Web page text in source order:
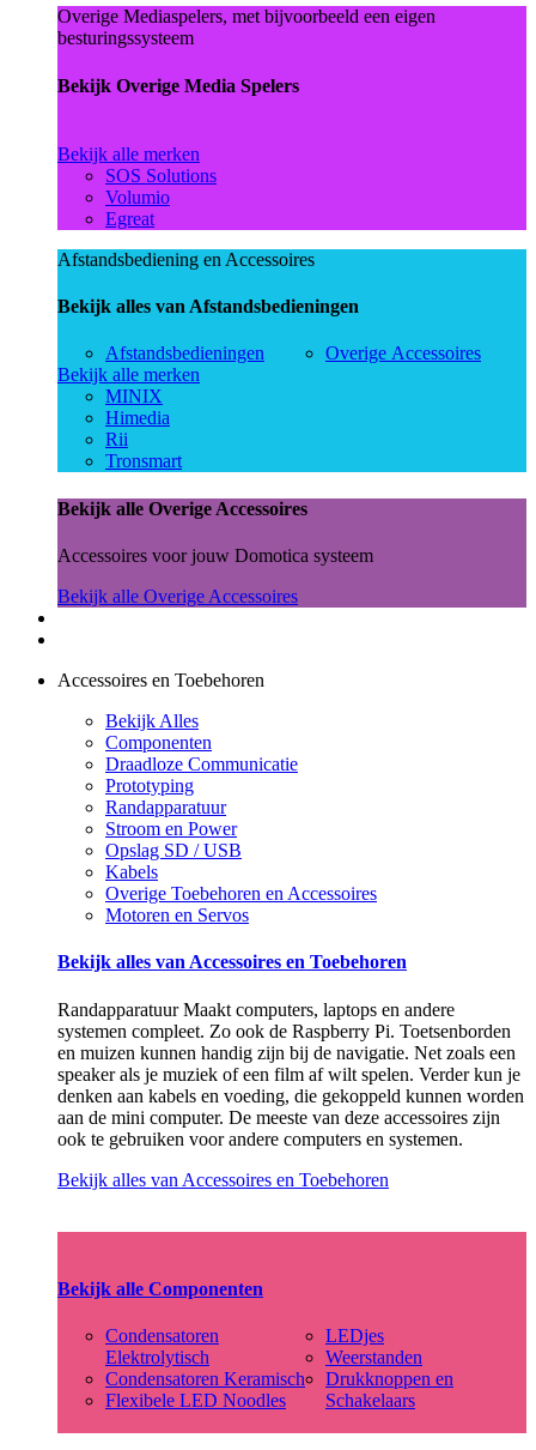
Overige Mediaspelers, met bijvoorbeeld een eigen
besturingssysteem
Bekijk Overige Media Spelers
Bekijk alle merken
SOS Solutions
Volumio
Egreat
Afstandsbediening en Accessoires
Bekijk alles van Afstandsbedieningen
Afstandsbedieningen
Overige Accessoires
Bekijk alle merken
MINIX
Himedia
Rii
Tronsmart
Bekijk alle Overige Accessoires
Accessoires voor jouw Domotica systeem
Bekijk alle Overige Accessoires
Accessoires en Toebehoren
Bekijk Alles
Componenten
Draadloze Communicatie
Prototyping
Randapparatuur
Stroom en Power
Opslag SD / USB
Kabels
Overige Toebehoren en Accessoires
Motoren en Servos
Bekijk alles van Accessoires en Toebehoren
Randapparatuur Maakt computers, laptops en andere
systemen compleet. Zo ook de Raspberry Pi. Toetsenborden
en muizen kunnen handig zijn bij de navigatie. Net zoals een
speaker als je muziek of een film af wilt spelen. Verder kun je
denken aan kabels en voeding, die gekoppeld kunnen worden
aan de mini computer. De meeste van deze accessoires zijn
ook te gebruiken voor andere computers en systemen.
Bekijk alles van Accessoires en Toebehoren
Bekijk alle Componenten
Condensatoren
Elektrolytisch
Condensatoren Keramisch
Flexibele LED Noodles
LEDjes
Weerstanden
Drukknoppen en
Schakelaars